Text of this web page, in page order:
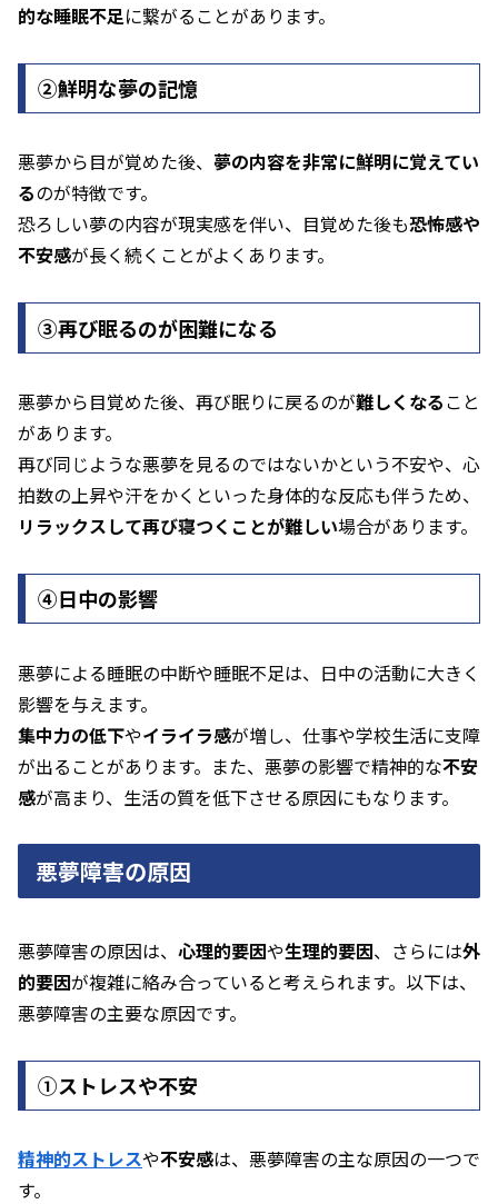
的な睡眠不足に繋がることがあります。
②鮮明な夢の記憶
悪夢から目が覚めた後、 夢の内容を非常に鮮明に覚えてい
るのが特徴です。
恐ろしい夢の内容が現実感を伴い、目覚めた後も恐怖感や
不安感が長く続くことがよくあります。
➂再び眠るのが困難になる
悪夢から目覚めた後、再び眠りに戻るのが難しくなること
があります。
再び同じような悪夢を見るのではないかという不安や、心
拍数の上昇や汗をかくといった身体的な反応も伴うため、
リラックスして再び寝つくことが難しい場合があります。
④日中の影響
悪夢による睡眠の中断や睡眠不足は、日中の活動に大きく
影響を与えます。
集中力の低下やイライラ感が増し、仕事や学校生活に支障
が出ることがあります。また、悪夢の影響で精神的な不安
感が高まり、生活の質を低下させる原因にもなります。
悪夢障害の原因
悪夢障害の原因は、 心理的要因や生理的要因、さらには外
的要因が複雑に絡み合っていると考えられます。以下は、
悪夢障害の主要な原因です。
①ストレスや不安
精神的ストレスや不安感は、悪夢障害の主な原因の一つで
す。